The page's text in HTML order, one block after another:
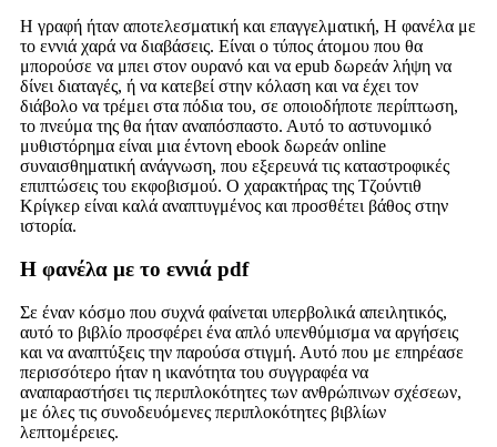
Η γραφή ήταν αποτελεσματική και επαγγελματική, Η φανέλα με
το εννιά χαρά να διαβάσεις. Είναι ο τύπος άτομου που θα
μπορούσε να μπει στον ουρανό και να epub δωρεάν λήψη να
δίνει διαταγές, ή να κατεβεί στην κόλαση και να έχει τον
διάβολο να τρέμει στα πόδια του, σε οποιοδήποτε περίπτωση,
το πνεύμα της θα ήταν αναπόσπαστο. Αυτό το αστυνομικό
μυθιστόρημα είναι μια έντονη ebook δωρεάν online
συναισθηματική ανάγνωση, που εξερευνά τις καταστροφικές
επιπτώσεις του εκφοβισμού. Ο χαρακτήρας της Τζούντιθ
Κρίγκερ είναι καλά αναπτυγμένος και προσθέτει βάθος στην
ιστορία.
Η φανέλα με το εννιά pdf
Σε έναν κόσμο που συχνά φαίνεται υπερβολικά απειλητικός,
αυτό το βιβλίο προσφέρει ένα απλό υπενθύμισμα να αργήσεις
και να αναπτύξεις την παρούσα στιγμή. Αυτό που με επηρέασε
περισσότερο ήταν η ικανότητα του συγγραφέα να
αναπαραστήσει τις περιπλοκότητες των ανθρώπινων σχέσεων,
με όλες τις συνοδευόμενες περιπλοκότητες βιβλίων
λεπτομέρειες.